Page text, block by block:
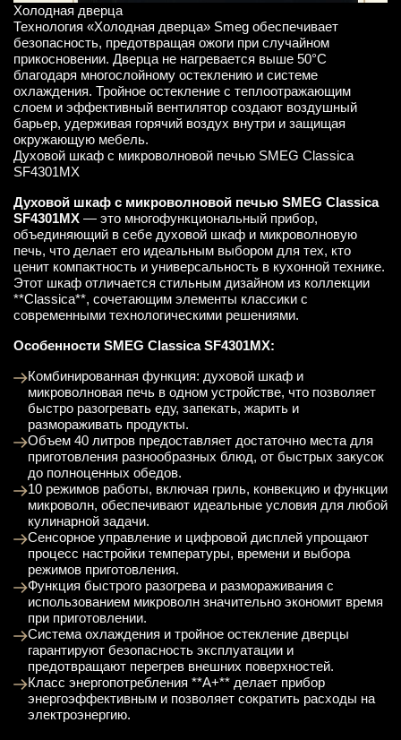
Холодная дверца
Технология «Холодная дверца» Smeg обеспечивает
безопасность, предотвращая ожоги при случайном
прикосновении. Дверца не нагревается выше 50°С
благодаря многослойному остеклению и системе
охлаждения. Тройное остекление с теплоотражающим
слоем и эффективный вентилятор создают воздушный
барьер, удерживая горячий воздух внутри и защищая
окружающую мебель.
Духовой шкаф с микроволновой печью SMEG Classica
SF4301MX
Духовой шкаф с микроволновой печью SMEG Classica
SF4301MX — это многофункциональный прибор,
объединяющий в себе духовой шкаф и микроволновую
печь, что делает его идеальным выбором для тех, кто
ценит компактность и универсальность в кухонной технике.
Этот шкаф отличается стильным дизайном из коллекции
**Classica**, сочетающим элементы классики с
современными технологическими решениями.
Особенности SMEG Classica SF4301MX:
Комбинированная функция: духовой шкаф и
микроволновая печь в одном устройстве, что позволяет
быстро разогревать еду, запекать, жарить и
размораживать продукты.
Объем 40 литров предоставляет достаточно места для
приготовления разнообразных блюд, от быстрых закусок
до полноценных обедов.
10 режимов работы, включая гриль, конвекцию и функции
микроволн, обеспечивают идеальные условия для любой
кулинарной задачи.
Сенсорное управление и цифровой дисплей упрощают
процесс настройки температуры, времени и выбора
режимов приготовления.
Функция быстрого разогрева и размораживания с
использованием микроволн значительно экономит время
при приготовлении.
Система охлаждения и тройное остекление дверцы
гарантируют безопасность эксплуатации и
предотвращают перегрев внешних поверхностей.
Класс энергопотребления **A+** делает прибор
энергоэффективным и позволяет сократить расходы на
электроэнергию.